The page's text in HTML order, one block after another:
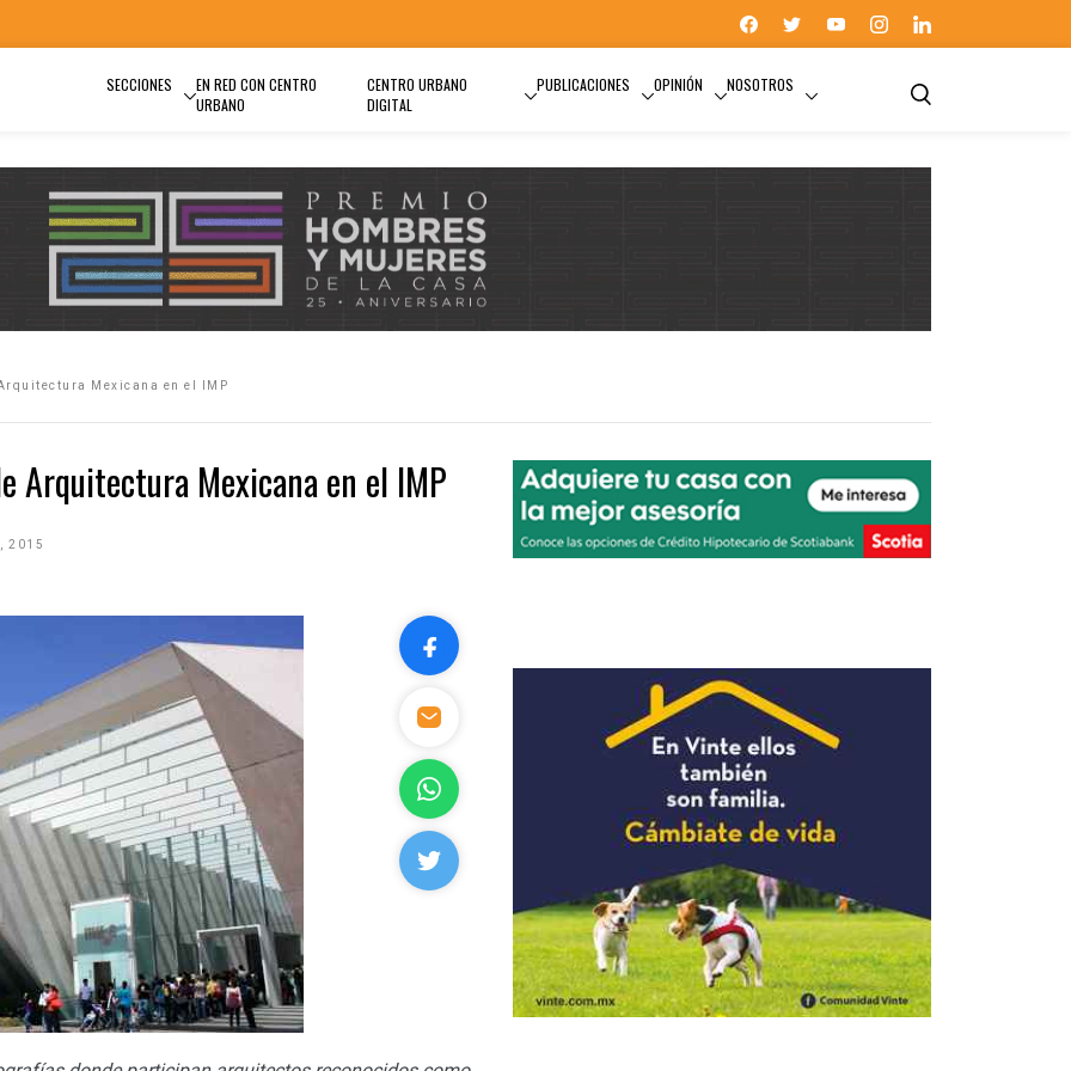
SECCIONES
EN RED CON CENTRO
URBANO
CENTRO URBANO
DIGITAL
PUBLICACIONES OPINIÓN NOSOTROS
Mexicana en el IMP
Arquitectura Mexicana en el IMP
2015